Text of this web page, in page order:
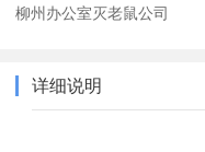
柳州办公室灭老鼠公司
详细说明